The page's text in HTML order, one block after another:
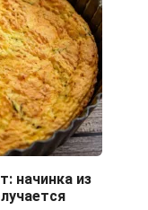
начинка из